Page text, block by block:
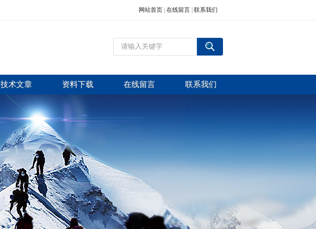
网站首页 在线留言 联系我们
技术文章 资料下载 在线留言 联系我们